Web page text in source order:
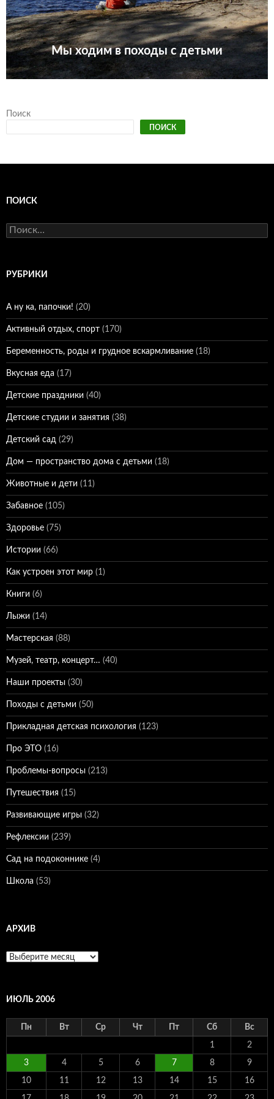
Мы ходим в походы с детьми
Поиск
ПОИСК
ПОИСК
Найти:
РУБРИКИ
А ну ка, папочки! (20)
Активный отдых, спорт (170)
Беременность, роды и грудное вскармливание (18)
Вкусная еда (17)
Детские праздники (40)
Детские студии и занятия (38)
Детский сад (29)
Дом — пространство дома с детьми (18)
Животные и дети (11)
Забавное (105)
Здоровье (75)
Истории (66)
Как устроен этот мир (1)
Книги (6)
Лыжи (14)
Мастерская (88)
Музей, театр, концерт… (40)
Наши проекты (30)
Походы с детьми (50)
Прикладная детская психология (123)
Про ЭТО (16)
Проблемы-вопросы (213)
Путешествия (15)
Развивающие игры (32)
Рефлексии (239)
Сад на подоконнике (4)
Школа (53)
АРХИВ
Архив
ИЮЛЬ 2006
Пн Вт Ср Чт Пт Сб Вс
1 2
3 4 5 6 7 8 9
10 11 12 13 14 15 16